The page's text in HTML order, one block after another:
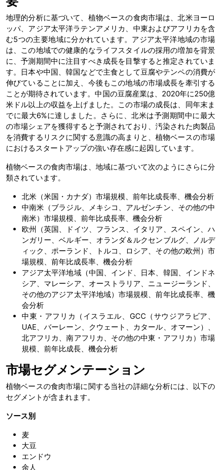
地理的分析に基づいて、植物ベースの食肉市場は、北米ヨーロ
ッパ、アジア太平洋ラテンアメリカ、中東およびアフリカを含
む5つの主要地域に分かれています。アジア太平洋地域の市場
は、この地域での健康的なライフスタイルの採用の増加を背景
に、予測期間中に注目すべき成長を目撃すると推定されていま
す。日本や中国、韓国などで主食として豆腐やテンペの消費が
伸びていることに加え、今後もこの地域の市場成長を牽引する
ことが期待されています。中国の豆腐産業は、2020年に250億
米ドル以上の収益を上げました。この市場の成長は、同年末ま
でに最大6%に達しました。さらに、北米は予測期間中に最大
の市場シェアを獲得すると予測されており、汚染された肉製品
を消費するリスクに関する意識の高まりと、植物ベースの市場
におけるスタートアップの強い存在感に起因しています。
植物ベースの食肉市場は、地域に基づいて次のようにさらに分
類されています。
北米（米国・カナダ）市場規模、前年比成長率、機会分析
中南米（ブラジル、メキシコ、アルゼンチン、その他の中
南米）市場規模、前年比成長率、機会分析
欧州（英国、ドイツ、フランス、イタリア、スペイン、ハ
ンガリー、ベルギー、オランダ＆ルクセンブルグ、ノルデ
ィック、ポーランド、トルコ、ロシア、その他の欧州）市
場規模、前年比成長率、機会分析
アジア太平洋地域（中国、インド、日本、韓国、インドネ
シア、マレーシア、オーストラリア、ニュージーランド、
その他のアジア太平洋地域）市場規模、前年比成長率、機
会分析
中東・アフリカ（イスラエル、GCC（サウジアラビア、
UAE、バーレーン、クウェート、カタール、オマーン）、
北アフリカ、南アフリカ、その他の中東・アフリカ）市場
規模、前年比成長、機会分析
市場セグメンテーション
植物ベースの食肉市場に関する当社の詳細な分析には、以下の
セグメントが含まれます。
ソース別
麦
大豆
エンドウ
余人